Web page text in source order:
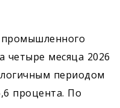
четыре месяца 2026
периодом
процента. По